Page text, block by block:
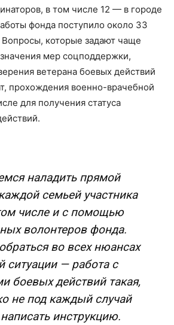
в том числе 12 — в городе
фонда поступило около 33
которые задают чаще
мер соцподдержки,
ветерана боевых действий
прохождения военно-врачебной
для получения статуса
наладить прямой
семьей участника
числе и с помощью
волонтеров фонда.
во всех нюансах
ситуации — работа с
боевых действий такая,
не под каждый случай
инструкцию.